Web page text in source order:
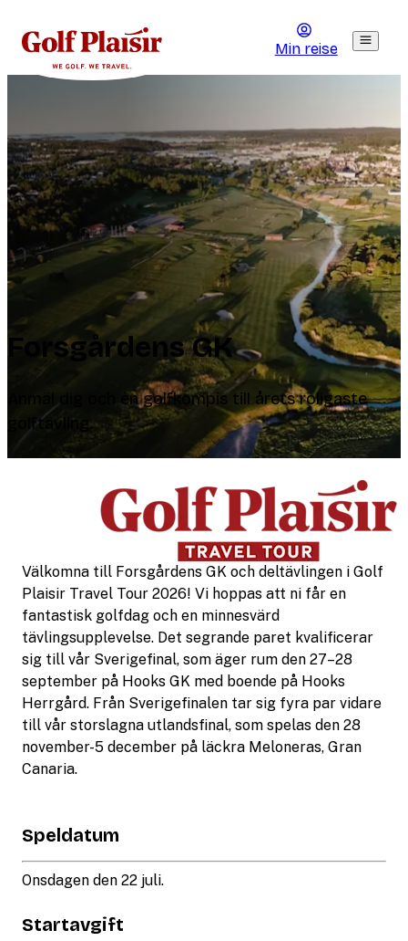
Min reise
Forsgårdens GK
Anmäl dig och en golfkompis till årets roligaste
golftävling.
Välkomna till Forsgårdens GK och deltävlingen i Golf
Plaisir Travel Tour 2026! Vi hoppas att ni får en
fantastisk golfdag och en minnesvärd
tävlingsupplevelse. Det segrande paret kvalificerar
sig till vår Sverigefinal, som äger rum den 27–28
september på Hooks GK med boende på Hooks
Herrgård. Från Sverigefinalen tar sig fyra par vidare
till vår storslagna utlandsfinal, som spelas den 28
november-5 december på läckra Meloneras, Gran
Canaria.
Speldatum
Onsdagen den 22 juli.
Startavgift